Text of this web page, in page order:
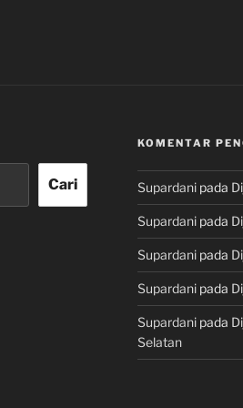
Cari
KOMENTAR
Supardanipada
Supardanipada
Supardanipada
Supardanipada
Supardanipada
Selatan